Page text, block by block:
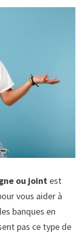
ou jointest
vous aider à
banques en
pas ce type de